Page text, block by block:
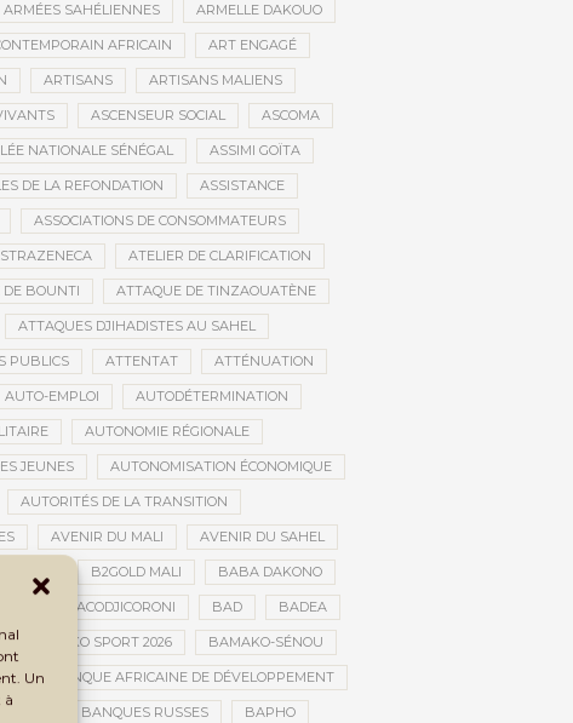
Un
à
ARMÉES SAHÉLIENNES ARMELLE DAKOUO
AFRICAIN ART ENGAGÉ
ARTISANS ARTISANS MALIENS
ASCENSEUR SOCIAL ASCOMA
NATIONALE SÉNÉGAL ASSIMI GOÏTA
DE LA REFONDATION ASSISTANCE
ASSOCIATIONS DE CONSOMMATEURS
ATELIER DE CLARIFICATION
BOUNTI ATTAQUE DE TINZAOUATÈNE
ATTAQUES DJIHADISTES AU SAHEL
PUBLICS ATTENTAT ATTÉNUATION
AUTO-EMPLOI AUTODÉTERMINATION
AUTONOMIE RÉGIONALE
JEUNES AUTONOMISATION ÉCONOMIQUE
AUTORITÉS DE LA TRANSITION
AVENIR DU MALI AVENIR DU SAHEL
B2GOLD MALI BABA DAKONO
BACODJICORONI BAD BADEA
BAMAKO SPORT 2026 BAMAKO-SÉNOU
BANQUE AFRICAINE DE DÉVELOPPEMENT
BANQUES RUSSES BAPHO